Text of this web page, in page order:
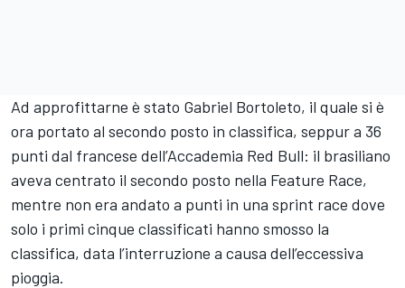
Ad approfittarne è stato Gabriel Bortoleto, il quale si è
ora portato al secondo posto in classifica, seppur a 36
punti dal francese dell’Accademia Red Bull: il brasiliano
aveva centrato il secondo posto nella Feature Race,
mentre non era andato a punti in una sprint race dove
solo i primi cinque classificati hanno smosso la
classifica, data l’interruzione a causa dell’eccessiva
pioggia.